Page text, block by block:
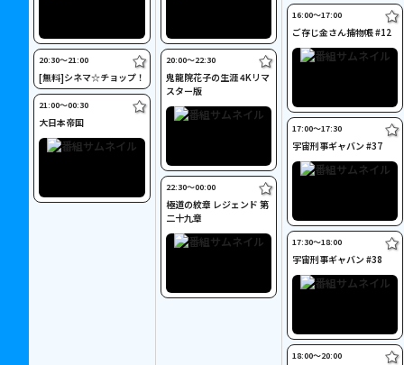
20:30〜21:00
[無料]シネマ☆チョップ！
21:00〜00:30
大日本帝国
20:00〜22:30
鬼龍院花子の生涯 4Kリマ
スター版
22:30〜00:00
極道の紋章 レジェンド 第
二十九章
16:00〜17:00
ご存じ金さん捕物帳 #12
17:00〜17:30
宇宙刑事ギャバン #37
17:30〜18:00
宇宙刑事ギャバン #38
18:00〜20:00